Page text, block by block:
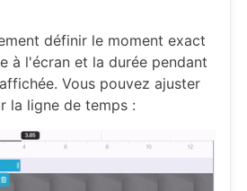
définir le moment exact
à l'écran et la durée pendant
Vous pouvez ajuster
la ligne de temps :